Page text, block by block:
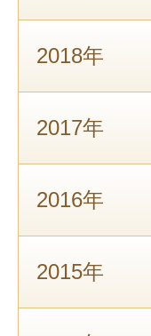
2018年
2017年
2016年
2015年